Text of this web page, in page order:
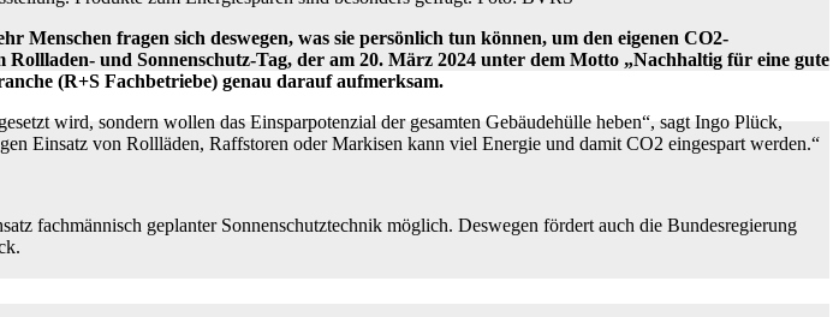
fragen sich deswegen, was sie persönlich tun können, um den eigenen CO2-
und Sonnenschutz-Tag, der am 20. März 2024 unter dem Motto „Nachhaltig für eine gute
(R+S Fachbetriebe) genau darauf aufmerksam.
wird, sondern wollen das Einsparpotenzial der gesamten Gebäudehülle heben“, sagt Ingo Plück,
Einsatz von Rollläden, Raffstoren oder Markisen kann viel Energie und damit CO2 eingespart werden.“
fachmännisch geplanter Sonnenschutztechnik möglich. Deswegen fördert auch die Bundesregierung